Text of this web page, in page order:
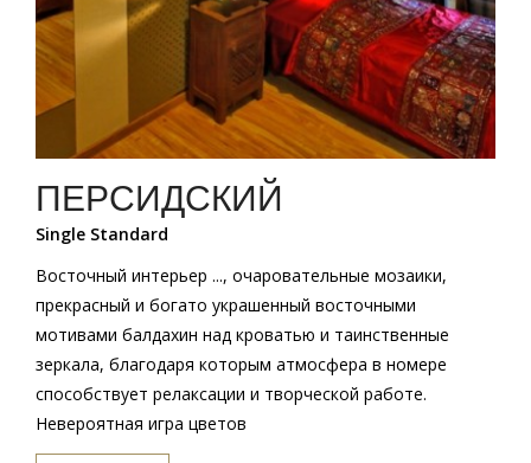
ПЕРСИДСКИЙ
Single Standard
Восточный интерьер ..., очаровательные мозаики,
прекрасный и богато украшенный восточными
мотивами балдахин над кроватью и таинственные
зеркала, благодаря которым атмосфера в номере
способствует релаксации и творческой работе.
Невероятная игра цветов